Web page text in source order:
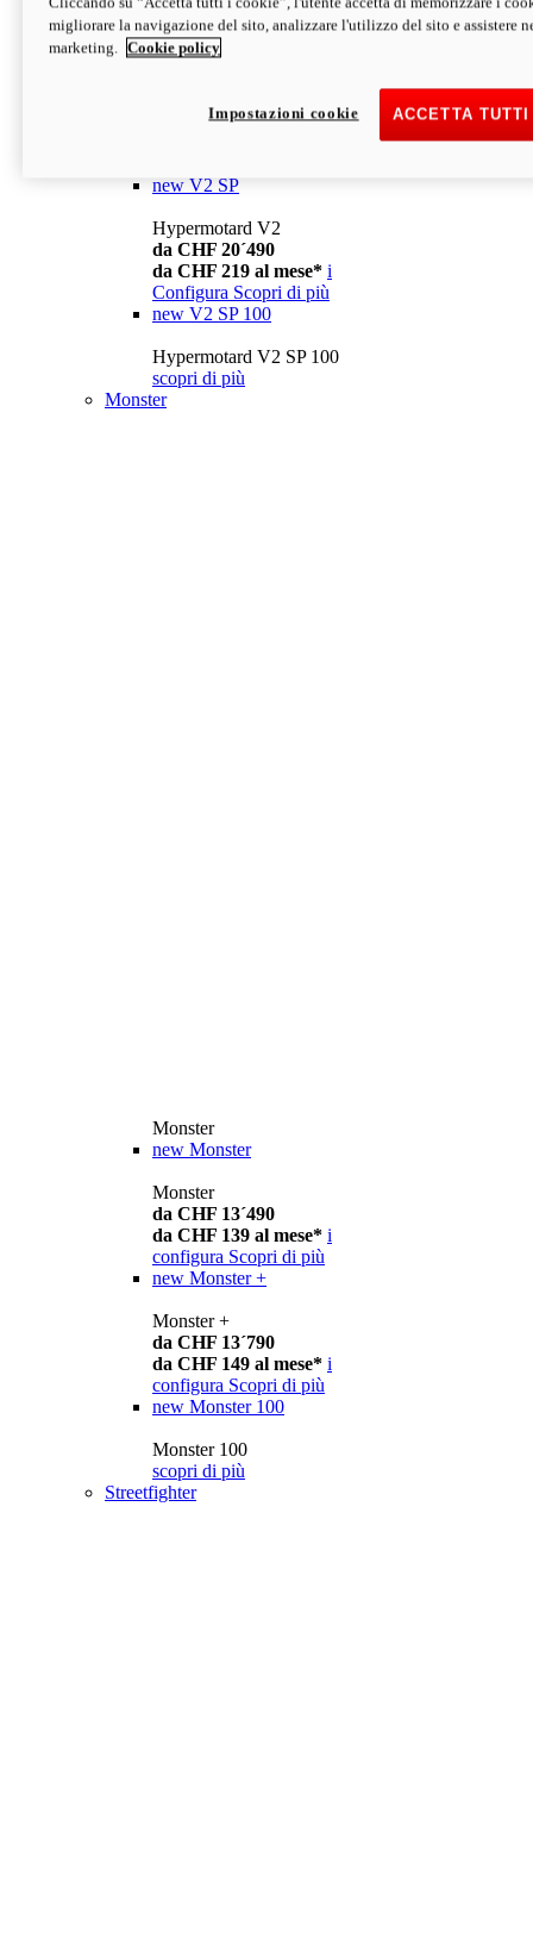
da CHF 13´990
Configura Scopri di più
newV2
da CHF 15´990
new V2 SP
Hypermotard V2
da CHF 20´490
da CHF 219 al mese* i
Configura Scopri di più
new V2 SP 100
Hypermotard V2 SP 100
scopri di più
Monster
Monster
new Monster
Monster
da CHF 13´490
da CHF 139 al mese* i
configura Scopri di più
new Monster +
Monster +
da CHF 13´790
da CHF 149 al mese* i
configura Scopri di più
new Monster 100
Monster 100
scopri di più
Streetfighter
migliorare la navigazione del sito, analizzare l'utilizzo del sito e assistere
marketing.
Cookie policy
ACCETTA
Impostazioni cookie